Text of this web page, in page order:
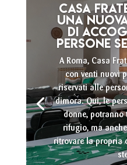
storie
Center
Storie di
difficoltà, di
volontari e
dell'accoglienza.
milioni di
di orientamento
bassa soglia,